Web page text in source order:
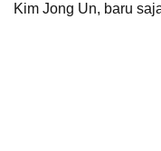
Kim Jong Un, baru